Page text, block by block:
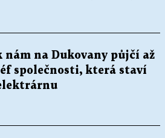
nám na Dukovany půjčí až
společnosti, která staví